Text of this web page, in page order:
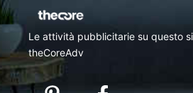
Le attività pubblicitarie su questo
theCoreAdv